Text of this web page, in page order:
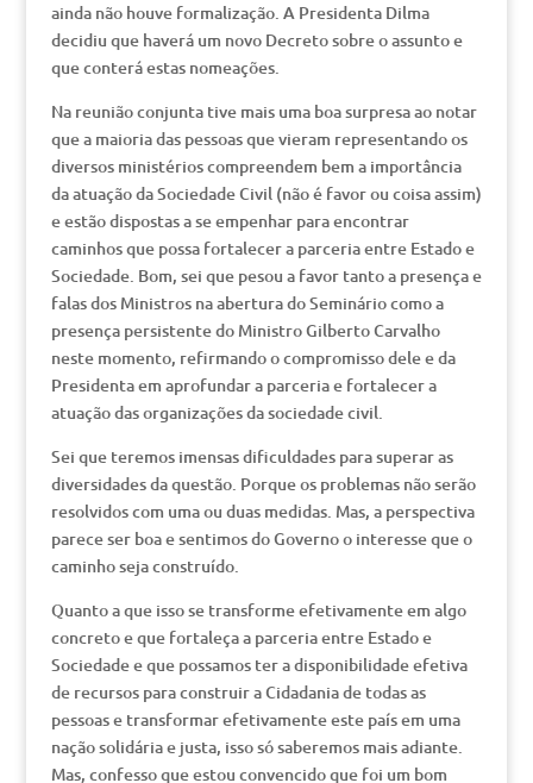
ainda não houve formalização. A Presidenta Dilma
decidiu que haverá um novo Decreto sobre o assunto e
que conterá estas nomeações.
Na reunião conjunta tive mais uma boa surpresa ao notar
que a maioria das pessoas que vieram representando os
diversos ministérios compreendem bem a importância
da atuação da Sociedade Civil (não é favor ou coisa assim)
e estão dispostas a se empenhar para encontrar
caminhos que possa fortalecer a parceria entre Estado e
Sociedade. Bom, sei que pesou a favor tanto a presença e
falas dos Ministros na abertura do Seminário como a
presença persistente do Ministro Gilberto Carvalho
neste momento, refirmando o compromisso dele e da
Presidenta em aprofundar a parceria e fortalecer a
atuação das organizações da sociedade civil.
Sei que teremos imensas dificuldades para superar as
diversidades da questão. Porque os problemas não serão
resolvidos com uma ou duas medidas. Mas, a perspectiva
parece ser boa e sentimos do Governo o interesse que o
caminho seja construído.
Quanto a que isso se transforme efetivamente em algo
concreto e que fortaleça a parceria entre Estado e
Sociedade e que possamos ter a disponibilidade efetiva
de recursos para construir a Cidadania de todas as
pessoas e transformar efetivamente este país em uma
nação solidária e justa, isso só saberemos mais adiante.
Mas, confesso que estou convencido que foi um bom